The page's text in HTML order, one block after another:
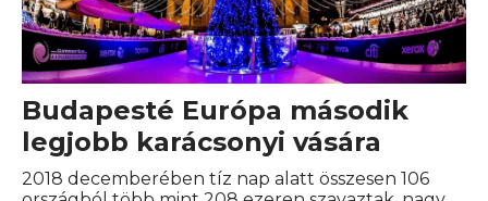
Budapesté Európa második
legjobb karácsonyi vására
2018 decemberében tíz nap alatt összesen 106